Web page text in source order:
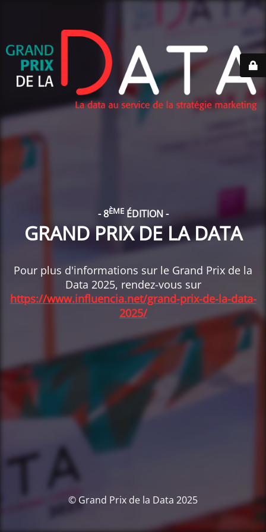
- 8ÈMEÉDITION -
GRAND PRIX DE LA DATA
Pour plus d'informations sur le Grand Prix de la
Data 2025, rendez-vous sur
https://www.influencia.net/grand-prix-de-la-data-
2025/
© Grand Prix de la Data 2025